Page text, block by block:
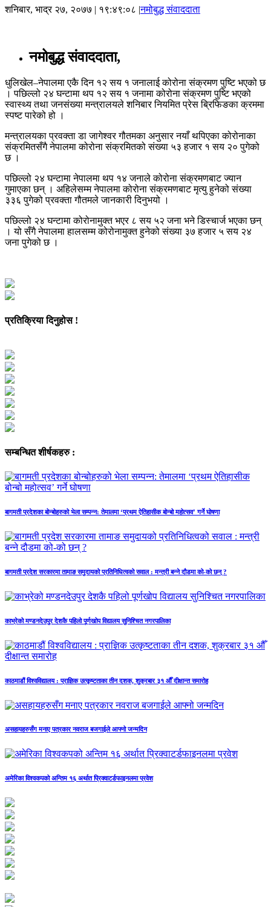
शनिबार, भाद्र २७, २०७७ | १९:४९:०८ |नमोबुद्ध संवाददाता
नमोबुद्ध संवाददाता,
धुलिखेल–नेपालमा एकै दिन १२ सय १ जनालाई कोरोना संक्रमण पुष्टि भएको छ
। पछिल्लो २४ घन्टामा थप १२ सय १ जनामा कोरोना संक्रमण पुष्टि भएको
स्वास्थ्य तथा जनसंख्या मन्त्रालयले शनिबार नियमित प्रेस ब्रिफिङका क्रममा
स्पष्ट पारेको हो ।
मन्त्रालयका प्रवक्ता डा जागेश्वर गौतमका अनुसार नयाँ थपिएका कोरोनाका
संक्रमितसँगै नेपालमा कोरोना संक्रमितको संख्या ५३ हजार १ सय २० पुगेको
छ ।
पछिल्लो २४ घन्टामा नेपालमा थप १४ जनाले कोरोना संक्रमणबाट ज्यान
गुमाएका छन् । अहिलेसम्म नेपालमा कोरोना संक्रमणबाट मृत्यु हुनेको संख्या
३३६ पुगेको प्रवक्ता गौतमले जानकारी दिनुभयो ।
पछिल्लो २४ घन्टामा कोरोनामुक्त भएर ८ सय ५२ जना भने डिस्चार्ज भएका छन्
। यो सँगै नेपालमा हालसम्म कोरोनामुक्त हुनेको संख्या ३७ हजार ५ सय २४
जना पुगेको छ ।
प्रतिक्रिया दिनुहोस !
सम्बन्धित शीर्षकहरु :
बागमती प्रदेशका बोन्बोहरुको भेला सम्पन्न: तेमालमा ‘प्रथम ऐतिहासीक बोन्बो महोत्सव’ गर्ने घोषणा
बागमती प्रदेश सरकारमा तामाङ समुदायको प्रतिनिधित्वको सवाल : मन्त्री बन्ने दौडमा को‐को छन् ?
काभ्रेको मण्डनदेउपुर देशकै पहिलो पूर्णखोप विद्यालय सुनिश्चित नगरपालिका
काठमाडौं विश्वविद्यालय : प्राज्ञिक उत्कृष्टताका तीन दशक, शुक्रबार ३१ औँ दीक्षान्त समारोह
असहायहरुसँग मनाए पत्रकार नवराज बजगाईले आफ्नो जन्मदिन
अमेरिका विश्वकपको अन्तिम १६ अर्थात प्रिक्वाटर्डफाइनलमा प्रवेश